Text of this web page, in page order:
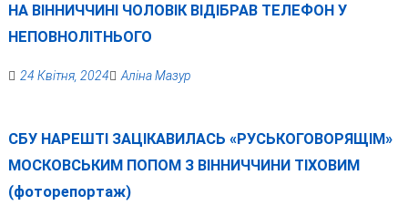
НА ВІННИЧЧИНІ ЧОЛОВІК ВІДІБРАВ ТЕЛЕФОН У
НЕПОВНОЛІТНЬОГО
24 Квітня, 2024 Аліна Мазур
СБУ НАРЕШТІ ЗАЦІКАВИЛАСЬ «РУСЬКОГОВОРЯЩІМ»
МОСКОВСЬКИМ ПОПОМ З ВІННИЧЧИНИ ТІХОВИМ
(фоторепортаж)